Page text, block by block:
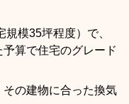
規模35坪程度）で、
算で住宅のグレード
の建物に合った換気